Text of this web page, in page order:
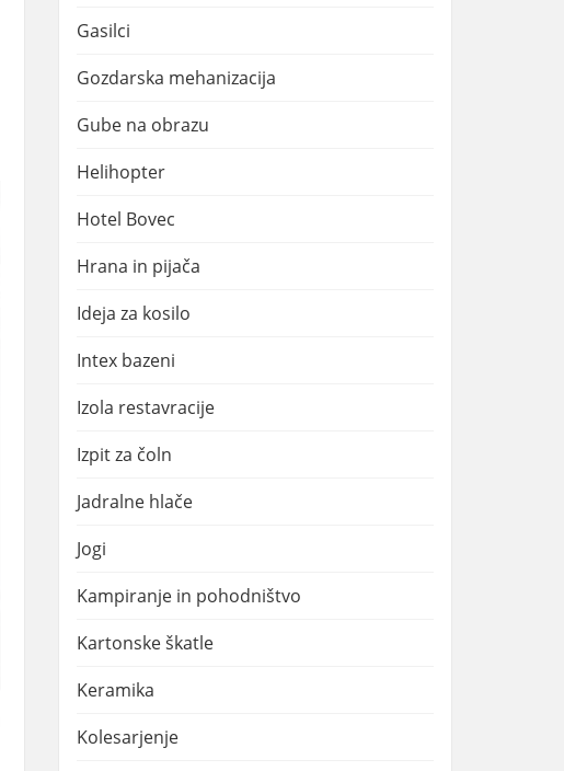
Gasilci
Gozdarska mehanizacija
Gube na obrazu
Helihopter
Hotel Bovec
Hrana in pijača
Ideja za kosilo
Intex bazeni
Izola restavracije
Izpit za čoln
Jadralne hlače
Jogi
Kampiranje in pohodništvo
Kartonske škatle
Keramika
Kolesarjenje